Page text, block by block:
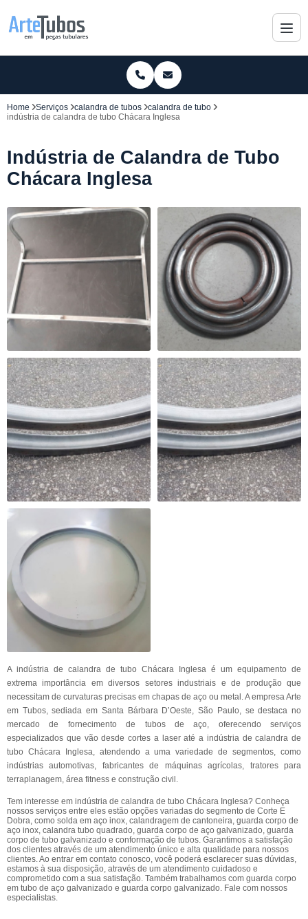
Home Serviços calandra de tubos
calandra de tubo
indústria de calandra de tubo Chácara Inglesa
Indústria de Calandra de Tubo
Chácara Inglesa
A indústria de calandra de tubo Chácara Inglesa é um equipamento de
extrema importância em diversos setores industriais e de produção que
necessitam de curvaturas precisas em chapas de aço ou metal. A empresa Arte
em Tubos, sediada em Santa Bárbara D’Oeste, São Paulo, se destaca no
mercado de fornecimento de tubos de aço, oferecendo serviços
especializados que vão desde cortes a laser até a indústria de calandra de
tubo Chácara Inglesa, atendendo a uma variedade de segmentos, como
indústrias automotivas, fabricantes de máquinas agrícolas, tratores para
terraplanagem, área fitness e construção civil.
Tem interesse em indústria de calandra de tubo Chácara Inglesa? Conheça
nossos serviços entre eles estão opções variadas do segmento de Corte E
Dobra, como solda em aço inox, calandragem de cantoneira, guarda corpo de
aço inox, calandra tubo quadrado, guarda corpo de aço galvanizado, guarda
corpo de tubo galvanizado e conformação de tubos. Garantimos a satisfação
dos clientes através de um atendimento único e alta qualidade para nossos
clientes. Ao entrar em contato conosco, você poderá esclarecer suas dúvidas,
estamos à sua disposição, através de um atendimento cuidadoso e
comprometido com a sua satisfação. Também trabalhamos com guarda corpo
em tubo de aço galvanizado e guarda corpo galvanizado. Fale com nossos
especialistas.